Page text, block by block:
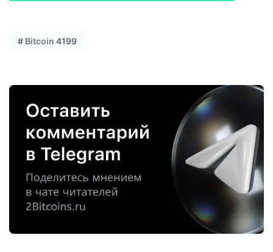
# Bitcoin 4199